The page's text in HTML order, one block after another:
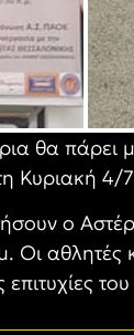
θα
Κυριακή 4/
ο
Οι
επιτυχίες